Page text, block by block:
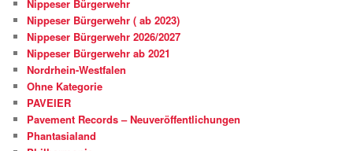
Nippeser Bürgerwehr
Nippeser Bürgerwehr ( ab 2023)
Nippeser Bürgerwehr 2026/2027
Nippeser Bürgerwehr ab 2021
Nordrhein-Westfalen
Ohne Kategorie
PAVEIER
Pavement Records – Neuveröffentlichungen
Phantasialand